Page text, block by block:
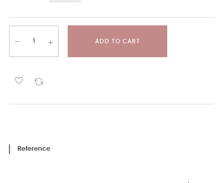
ADD TO CART
Reference